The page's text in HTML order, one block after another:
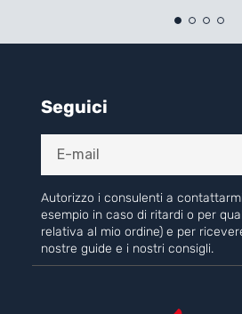
Seguici
Autorizzo i consulenti a
esempio in caso di ritardi o per
relativa al mio ordine) e per
nostre guide e i nostri consigli.